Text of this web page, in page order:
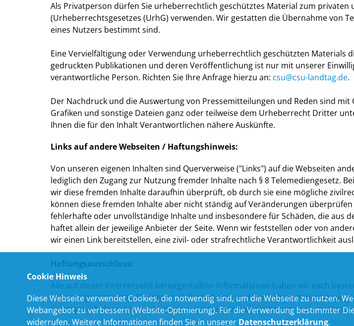
Als Privatperson dürfen Sie urheberrechtlich geschütztes Material zum privaten
(Urheberrechtsgesetzes (UrhG) verwenden. Wir gestatten die Übernahme von
eines Nutzers bestimmt sind.
Eine Vervielfältigung oder Verwendung urheberrechtlich geschützten Materials
gedruckten Publikationen und deren Veröffentlichung ist nur mit unserer
verantwortliche Person. Richten Sie Ihre Anfrage hierzu an: csu@csu-landtag.de.
Der Nachdruck und die Auswertung von Pressemitteilungen und Reden sind
Grafiken und sonstige Dateien ganz oder teilweise dem Urheberrecht Dritter
Ihnen die für den Inhalt Verantwortlichen nähere Auskünfte.
Links auf andere Webseiten / Haftungshinweis:
Von unseren eigenen Inhalten sind Querverweise ("Links") auf die Webseiten
lediglich den Zugang zur Nutzung fremder Inhalte nach § 8 Telemediengesetz.
wir diese fremden Inhalte daraufhin überprüft, ob durch sie eine mögliche
können diese fremden Inhalte aber nicht ständig auf Veränderungen
fehlerhafte oder unvollständige Inhalte und insbesondere für Schäden, die
haftet allein der jeweilige Anbieter der Seite. Wenn wir feststellen oder von
wir einen Link bereitstellen, eine zivil- oder strafrechtliche Verantwortlichkeit
Haftungsausschluss:
Alle auf dieser Internetseite bereitgestellten Informationen haben wir nach
jederzeitige Aktualität, Richtigkeit, Vollständigkeit und Verfügbarkeit der bereit
Vertragsverhältnis mit den Nutzern des Internetangebots kommt nicht
Cookie Hinweis
Diese Webseite verwendet Cookies, die notwendig sind, um die Webseite zu nutzen.
Webangebot zu verbessern (Website-Optmierung). Für die Verwendung bestimmter
widerrufen. Weitere Informationen finden Sie in unserer Datenschutzerklärung.